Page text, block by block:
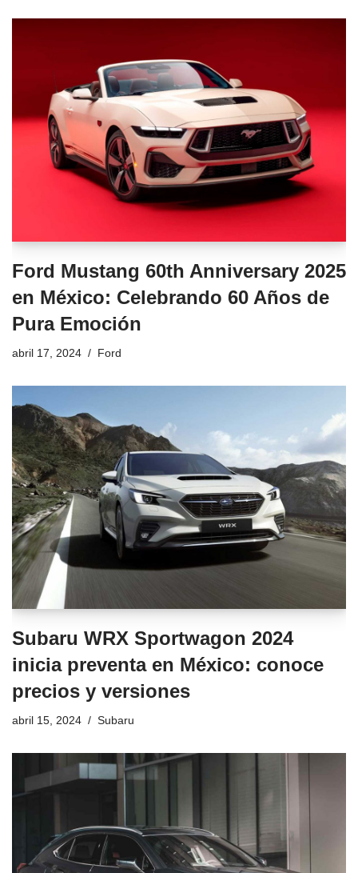
Ford Mustang 60th Anniversary 2025
en México: Celebrando 60 Años de
Pura Emoción
abril 17, 2024 Ford
Subaru WRX Sportwagon 2024
inicia preventa en México: conoce
precios y versiones
abril 15, 2024 Subaru